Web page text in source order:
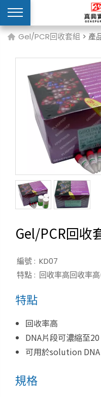
Gel/PCR回收套組 > 產
Gel/PCR回收
編號 : KD07
特點 : 回收率高回收率
特點
回收率高
DNA片段可濃縮至
可用於solution
規格